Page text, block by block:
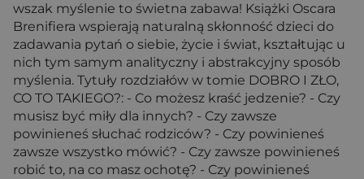
wszak myślenie to świetna zabawa! Książki Oscara
Brenifiera wspierają naturalną skłonność dzieci do
zadawania pytań o siebie, życie i świat, kształtując u
nich tym samym analityczny i abstrakcyjny sposób
myślenia. Tytuły rozdziałów w tomie DOBRO I ZŁO,
CO TO TAKIEGO?: - Co możesz kraść jedzenie? - Czy
musisz być miły dla innych? - Czy zawsze
powinieneś słuchać rodziców? - Czy powinieneś
zawsze wszystko mówić? - Czy zawsze powinieneś
robić to, na co masz ochotę? - Czy powinieneś